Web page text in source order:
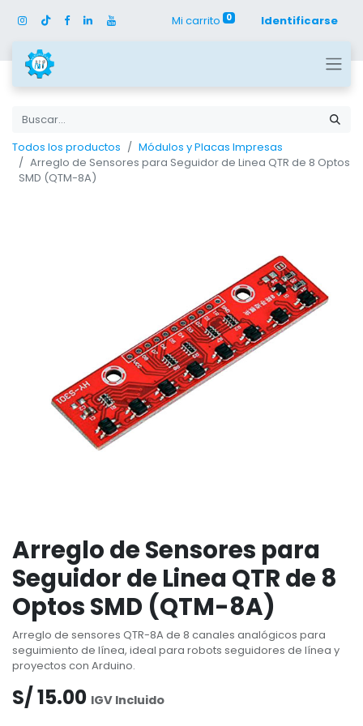
Mi carrito 0 Identificarse
Todos los productos
Módulos y Placas Impresas
Arreglo de Sensores para Seguidor de Linea QTR de 8 Optos
SMD (QTM-8A)
Arreglo de Sensores para
Seguidor de Linea QTR de 8
Optos SMD (QTM-8A)
Arreglo de sensores QTR-8A de 8 canales analógicos para
seguimiento de línea, ideal para robots seguidores de línea y
proyectos con Arduino.
S/15.00 IGV Incluido